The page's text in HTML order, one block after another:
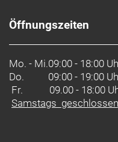
Öffnungszeiten
Mo. - Mi.09:00 - 18:00
Do.
09:00 - 19:00
Fr. 09.00 - 18:00
Samstags